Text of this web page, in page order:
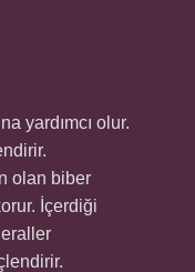
yardımcı olur.
olan biber
İçerdiği